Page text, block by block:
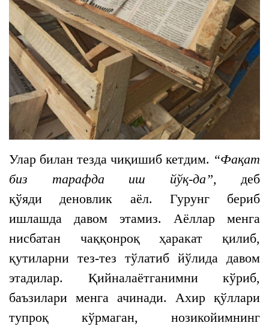
Улар билан тезда чиқишиб кетдим. “Фақат
биз тарафда иш йўқ-да”, деб
қўяди деновлик аёл. Гурунг бериб
ишлашда давом этамиз. Аёллар менга
нисбатан чаққонроқ ҳаракат қилиб,
қутиларни тез-тез тўлатиб йўлида давом
этадилар. Қийналаётганимни кўриб,
баъзилари менга ачинади. Ахир қўллари
тупроқ кўрмаган, нозикойимнинг